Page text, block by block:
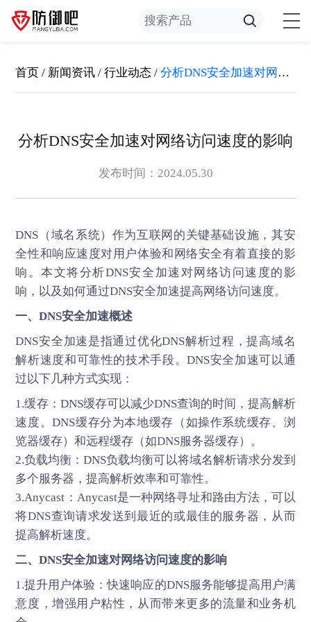
首页 / 新闻资讯 /行业动态 /分析DNS安全加速对网络访问速度的影响
分析DNS安全加速对网络访问速度的影响
发布时间：2024.05.30
DNS（域名系统）作为互联网的关键基础设施，其安
全性和响应速度对用户体验和网络安全有着直接的影
响。本文将分析DNS安全加速对网络访问速度的影
响，以及如何通过DNS安全加速提高网络访问速度。
一、DNS安全加速概述
DNS安全加速是指通过优化DNS解析过程，提高域名
解析速度和可靠性的技术手段。DNS安全加速可以通
过以下几种方式实现：
1.缓存：DNS缓存可以减少DNS查询的时间，提高解析
速度。DNS缓存分为本地缓存（如操作系统缓存、浏
览器缓存）和远程缓存（如DNS服务器缓存）。
2.负载均衡：DNS负载均衡可以将域名解析请求分发到
多个服务器，提高解析效率和可靠性。
3.Anycast：Anycast是一种网络寻址和路由方法，可以
将DNS查询请求发送到最近的或最佳的服务器，从而
提高解析速度。
二、DNS安全加速对网络访问速度的影响
1.提升用户体验：快速响应的DNS服务能够提高用户满
意度，增强用户粘性，从而带来更多的流量和业务机